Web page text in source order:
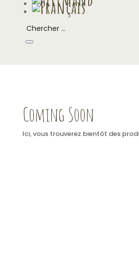
Coming Soon
Ici, vous trouverez bientôt des